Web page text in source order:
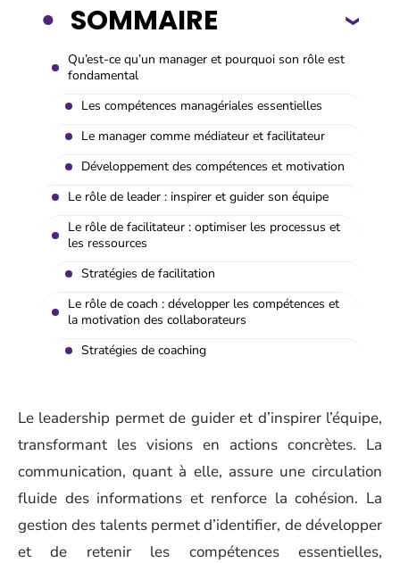
SOMMAIRE
Qu’est-ce qu’un manager et pourquoi son rôle est
fondamental
Les compétences managériales essentielles
Le manager comme médiateur et facilitateur
Développement des compétences et motivation
Le rôle de leader : inspirer et guider son équipe
Le rôle de facilitateur : optimiser les processus et
les ressources
Stratégies de facilitation
Le rôle de coach : développer les compétences et
la motivation des collaborateurs
Stratégies de coaching
Le leadership permet de guider et d’inspirer l’équipe,
transformant les visions en actions concrètes. La
communication, quant à elle, assure une circulation
fluide des informations et renforce la cohésion. La
gestion des talents permet d’identifier, de développer
et de retenir les compétences essentielles,